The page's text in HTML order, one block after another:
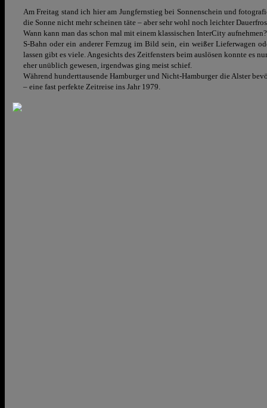
Am Freitag stand ich hier am Jungfernstieg bei Sonnenschein und
die Sonne nicht mehr scheinen täte – aber sehr wohl noch leichter
Wann kann man das schon mal mit einem klassischen InterCity
S-Bahn oder ein anderer Fernzug im Bild sein, ein weißer Lieferwagen
lassen gibt es viele. Angesichts des Zeitfensters beim auslösen konnte es
eher unüblich gewesen, irgendwas ging meist schief.
Während hunderttausende Hamburger und Nicht-Hamburger die Alster
– eine fast perfekte Zeitreise ins Jahr 1979.